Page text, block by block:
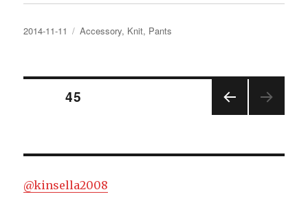
投
2014-11-11
カ
リ
Accessory, Knit, Pants
ナ
ビ
ページ45
@kinsella2008